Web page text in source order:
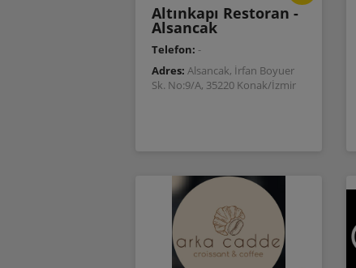
Altınkapı Restoran -
Alsancak
Telefon: -
Adres: Alsancak, İrfan Boyuer
Sk. No:9/A, 35220 Konak/İzmir